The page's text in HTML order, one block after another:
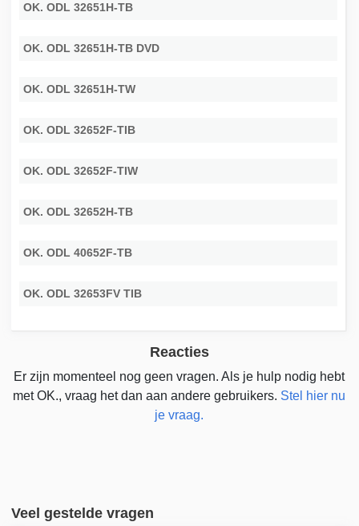
OK. ODL 32651H-TB
OK. ODL 32651H-TB DVD
OK. ODL 32651H-TW
OK. ODL 32652F-TIB
OK. ODL 32652F-TIW
OK. ODL 32652H-TB
OK. ODL 40652F-TB
OK. ODL 32653FV TIB
Reacties
Er zijn momenteel nog geen vragen. Als je hulp nodig hebt
met OK., vraag het dan aan andere gebruikers. Stel hier nu
je vraag.
Veel gestelde vragen